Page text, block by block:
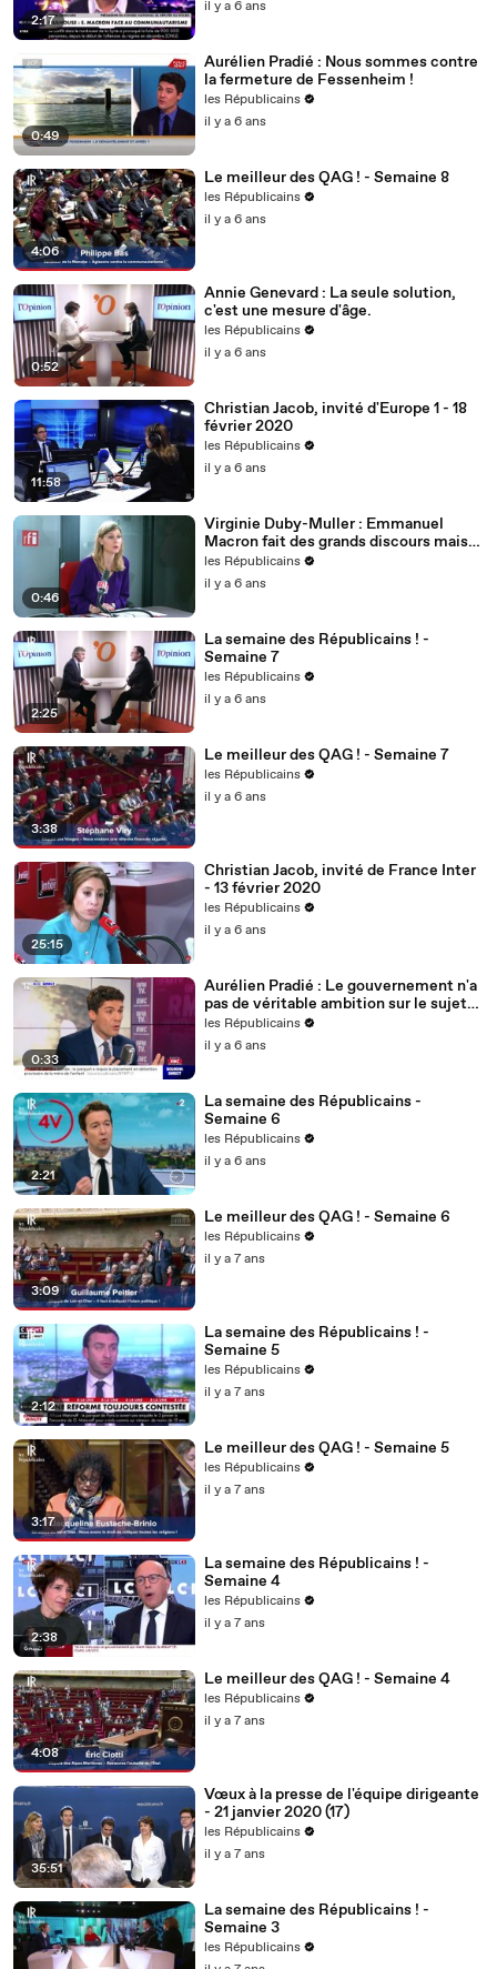
2:17
il y a 6 ans
0:49
Aurélien Pradié : Nous sommes contre
la fermeture de Fessenheim !
les Républicains
il y a 6 ans
4:06
Le meilleur des QAG ! - Semaine 8
les Républicains
il y a 6 ans
0:52
Annie Genevard : La seule solution,
c'est une mesure d'âge.
les Républicains
il y a 6 ans
11:58
Christian Jacob, invité d'Europe 1 - 18
février 2020
les Républicains
il y a 6 ans
0:46
Virginie Duby-Muller : Emmanuel
Macron fait des grands discours mais
nous voulons des actes !
les Républicains
il y a 6 ans
2:25
La semaine des Républicains ! -
Semaine 7
les Républicains
il y a 6 ans
3:38
Le meilleur des QAG ! - Semaine 7
les Républicains
il y a 6 ans
25:15
Christian Jacob, invité de France Inter
- 13 février 2020
les Républicains
il y a 6 ans
0:33
Aurélien Pradié : Le gouvernement n'a
pas de véritable ambition sur le sujet
du handicap.
les Républicains
il y a 6 ans
2:21
La semaine des Républicains -
Semaine 6
les Républicains
il y a 6 ans
3:09
Le meilleur des QAG ! - Semaine 6
les Républicains
il y a 7 ans
2:12
La semaine des Républicains ! -
Semaine 5
les Républicains
il y a 7 ans
3:17
Le meilleur des QAG ! - Semaine 5
les Républicains
il y a 7 ans
2:38
La semaine des Républicains ! -
Semaine 4
les Républicains
il y a 7 ans
4:08
Le meilleur des QAG ! - Semaine 4
les Républicains
il y a 7 ans
35:51
Vœux à la presse de l'équipe dirigeante
- 21 janvier 2020 (17)
les Républicains
il y a 7 ans
La semaine des Républicains ! -
Semaine 3
les Républicains